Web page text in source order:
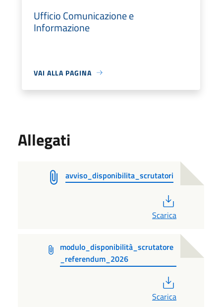
Ufficio Comunicazione e
Informazione
VAI ALLA PAGINA
Allegati
avviso_disponibilita_scrutatori
Scarica
modulo_disponibilità_scrutatore
_referendum_2026
Scarica